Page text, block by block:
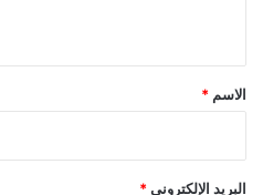
*
الاسم *
البريد الإلكتروني *